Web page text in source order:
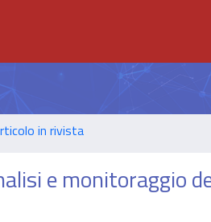
in rivista
e monitoraggio